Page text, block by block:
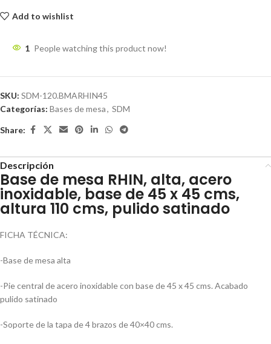
Add to wishlist
1 People watching this product now!
SKU: SDM-120.BMARHIN45
Categorías: Bases de mesa, SDM
Share:
Descripción
Base de mesa RHIN, alta, acero
inoxidable, base de 45 x 45 cms,
altura 110 cms, pulido satinado
FICHA TÉCNICA:
-Base de mesa alta
-Pie central de acero inoxidable con base de 45 x 45 cms. Acabado
pulido satinado
-Soporte de la tapa de 4 brazos de 40×40 cms.